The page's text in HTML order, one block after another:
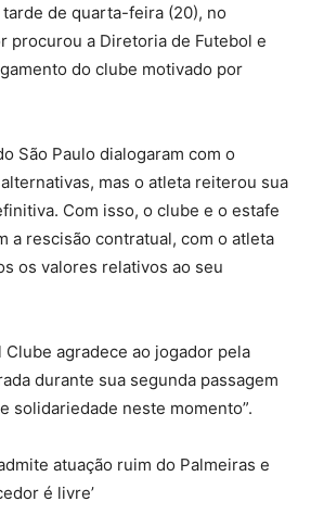
de quarta-feira (20), no
procurou a Diretoria de Futebol e
do clube motivado por
São Paulo dialogaram com o
mas o atleta reiterou sua
Com isso, o clube e o estafe
a rescisão contratual, com o atleta
os valores relativos ao seu
Clube agradece ao jogador pela
durante sua segunda passagem
solidariedade neste momento”.
atuação ruim do Palmeiras e
é livre’